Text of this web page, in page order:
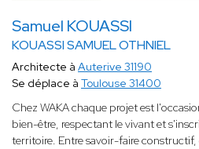
Samuel KOUASSI
KOUASSI SAMUEL OTHNIEL
Architecte à Auterive 31190
Se déplace à Toulouse 31400
Chez WAKA chaque projet est
bien-être, respectant le vivant et
territoire. Entre savoir-faire